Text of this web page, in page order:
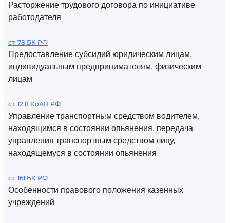
Расторжение трудового договора по инициативе
работодателя
ст. 78 БК РФ
Предоставление субсидий юридическим лицам,
индивидуальным предпринимателям, физическим
лицам
ст. 12.8 КоАП РФ
Управление транспортным средством водителем,
находящимся в состоянии опьянения, передача
управления транспортным средством лицу,
находящемуся в состоянии опьянения
ст. 161 БК РФ
Особенности правового положения казенных
учреждений